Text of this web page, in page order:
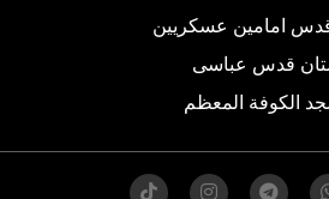
قدس امامین عسکریین
قدس عباسی
الكوفة المعظم